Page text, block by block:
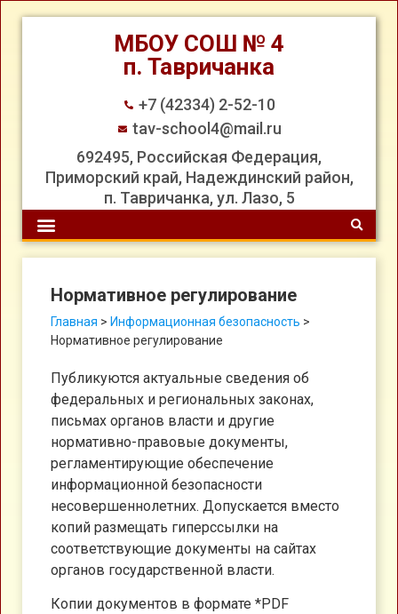
МБОУ СОШ № 4
п. Тавричанка
+7 (42334) 2-52-10
tav-school4@mail.ru
692495, Российская Федерация,
Приморский край, Надеждинский район,
п. Тавричанка, ул. Лазо, 5
Нормативное регулирование
Главная > Информационная безопасность >
Нормативное регулирование
Публикуются актуальные сведения об
федеральных и региональных законах,
письмах органов власти и другие
нормативно-правовые документы,
регламентирующие обеспечение
информационной безопасности
несовершеннолетних. Допускается вместо
копий размещать гиперссылки на
соответствующие документы на сайтах
органов государственной власти.
Копии документов в формате *PDF